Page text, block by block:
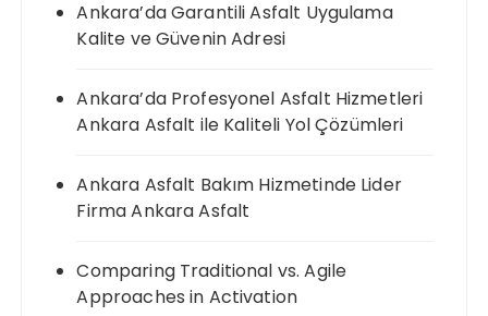
Ankara’da Garantili Asfalt Uygulama
Kalite ve Güvenin Adresi
Ankara’da Profesyonel Asfalt Hizmetleri
Ankara Asfalt ile Kaliteli Yol Çözümleri
Ankara Asfalt Bakım Hizmetinde Lider
Firma Ankara Asfalt
Comparing Traditional vs. Agile
Approaches in Activation